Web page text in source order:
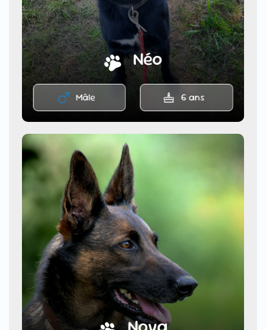
Néo
Mâle 6 ans